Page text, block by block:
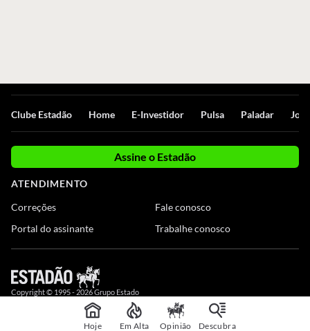
Clube Estadão Home E-Investidor Pulsa Paladar
Assine o Estadão
ATENDIMENTO
Correções
Portal do assinante
Fale conosco
Trabalhe conosco
Copyright © 1995 - 2026Grupo Estado
Hoje Em Alta Opinião Descubra